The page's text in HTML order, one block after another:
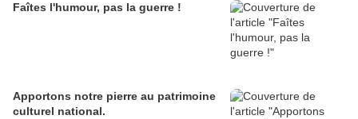
Faîtes l'humour, pas la guerre !
Apportons notre pierre au patrimoine
culturel national.